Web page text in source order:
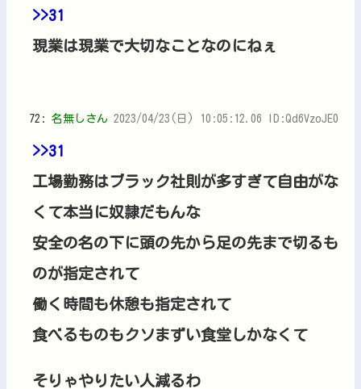
>>31
現業は現業で大切なことなのにねぇ
72: 名無しさん 2023/04/23(日) 10:05:12.06 ID:Qd6VzoJE0
>>31
工場勤務はブラック社則が多すぎて自由がな
くて本当に奴隷だもんな
安全の名の下に頭の先から足の先まで切るも
のが指定されて
働く時間も休憩も指定されて
食べるものもクソまずい食堂しかなくて
そりゃやりたい人減るわ